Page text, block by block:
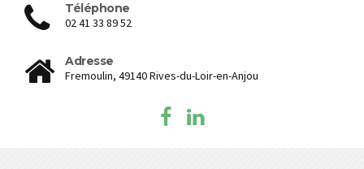
Téléphone
02 41 33 89 52
Adresse
Fremoulin, 49140 Rives-du-Loir-en-Anjou